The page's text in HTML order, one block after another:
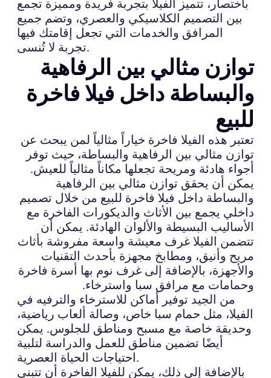
باختصار، تتميز الفيلا بتجربة فريدة ومميزة تجمع
بين التصميم الكلاسيكي والعصري، وتضم جميع
المرافق والخدمات التي تجعل إقامتك فيها
تجربة لا تُنسى.
توازن مثالي بين الرفاهية
والبساطة داخل فيلا فاخرة
للبيع
تعتبر هذه الفيلا فاخرة خياراً مثالياً لمن يبحث عن
توازن مثالي بين الرفاهية والبساطة، حيث توفر
أجواء هادئة ومريحة تجعلها مكاناً مثالياً للعيش.
يمكن أن يحقق توازن مثالي بين الرفاهية
والبساطة داخل فيلا فاخرة للبيع من خلال تصميم
داخلي يجمع بين الأثاث والديكورات الفاخرة مع
الأساليب البسيطة والألوان الهادئة. يمكن أن
تتضمن الفيلا غرف معيشة واسعة مفروشة بأثاث
مريح وأنيق، ومطابخ مجهزة بأحدث التقنيات
والأجهزة، بالإضافة إلى غرف نوم بها أسرة فاخرة
وحمامات مع مرافق سبا واسترخاء.
من الجيد توفير أماكن للاسترخاء والترفيه في
الفيلا، مثل حمام سبا خاص، وصالة ألعاب رياضية،
وحديقة خاصة مع مسبح ومناطق للجلوس. يمكن
أيضًا تضمين مناطق للعمل والدراسة لتلبية
احتياجات الحياة العصرية.
بالإضافة إلى ذلك، يمكن للفيلا الفاخرة أن تتبنى